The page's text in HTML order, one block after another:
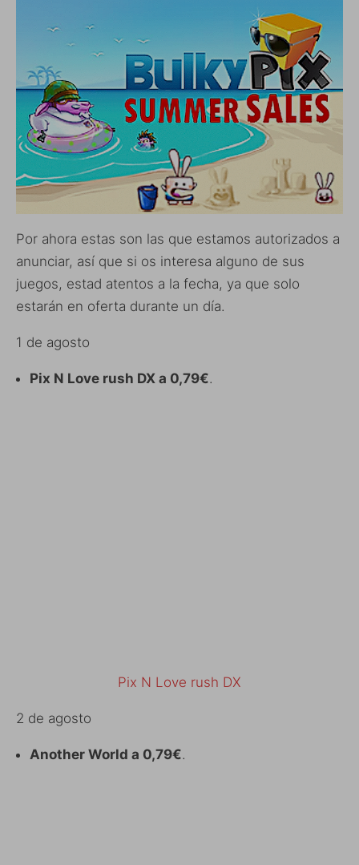
Por ahora estas son las que estamos autorizados a
anunciar, así que si os interesa alguno de sus
juegos, estad atentos a la fecha, ya que solo
estarán en oferta durante un día.
1 de agosto
Pix N Love rush DX a 0,79€.
Pix N Love rush DX
2 de agosto
Another World a 0,79€.